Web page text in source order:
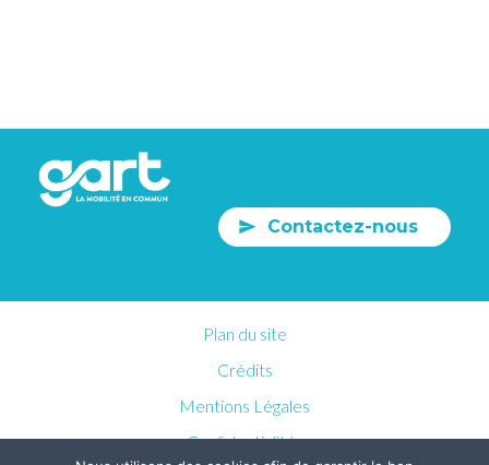
Contactez-nous
Plan du site
Crédits
Mentions Légales
Confidentialités